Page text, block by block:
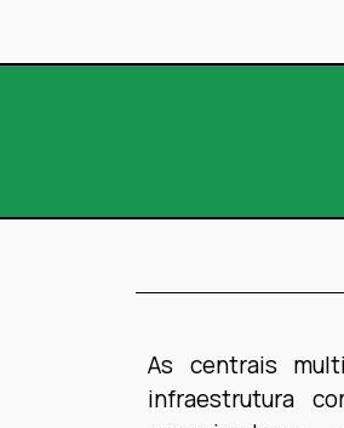
As centrais
infraestrutura